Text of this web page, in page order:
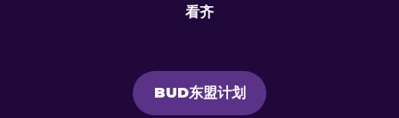
看齐
BUD东盟计划